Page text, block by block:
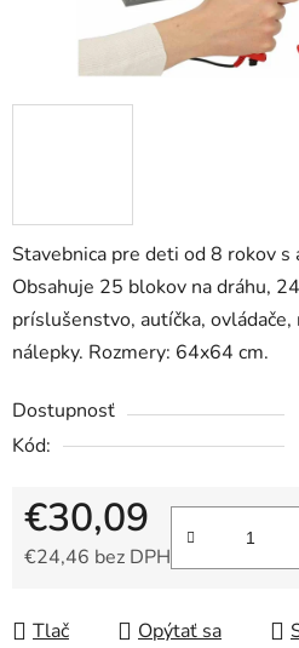
Stavebnica pre deti od 8 rokov s
Obsahuje 25 blokov na dráhu,
príslušenstvo, autíčka, ovládače,
nálepky. Rozmery: 64x64 cm.
Dostupnosť
Kód:
€30,09
€24,46 bez DPH
Tlač Opýtať sa